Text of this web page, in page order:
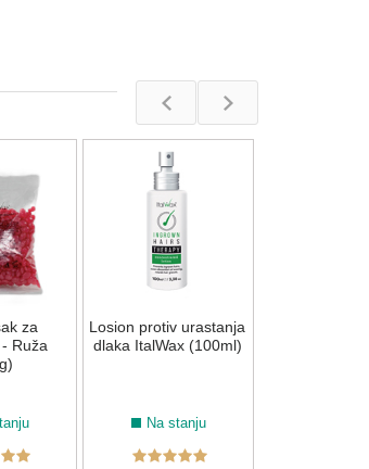
za
Ruža
Losion protiv urastanja
dlaka ItalWax (100ml)
Na stanju